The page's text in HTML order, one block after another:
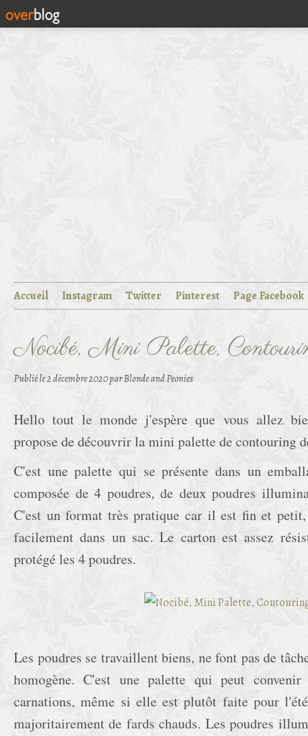
Accueil Instagram Twitter Pinterest Page Facebook
Nocibé, Mini Palette,
Publié le2 décembre 2020par Blonde and Peonies
Hello tout le monde j'espère que vous allez
propose de découvrir la mini palette de contouring
C'est une palette qui se présente dans un
composée de 4 poudres, de deux poudres
C'est un format très pratique car il est fin et
facilement dans un sac. Le carton est assez
protégé les 4 poudres.
Les poudres se travaillent biens, ne font pas de
homogène. C'est une palette qui peut
carnations, même si elle est plutôt faite pour
majoritairement de fards chauds. Les poudres